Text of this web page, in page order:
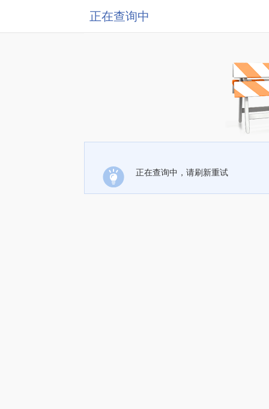
正在查询中
正在查询中，请刷新重试